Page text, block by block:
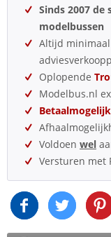
Sinds 2007
modelbussen
Altijd minimaal
Oplopende
Modelbus.nl
Voldoen wel
Versturen met